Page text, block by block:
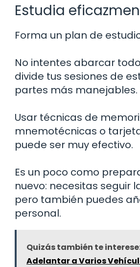
Estudia
Forma un plan de
No intentes abarcar
divide tus sesiones de
partes más manejables.
Usar técnicas de
mnemotécnicas o
puede ser muy efectivo.
Es un poco como
nuevo: necesitas seguir
pero también puedes
personal.
Quizás también te
Adelantar a Varios